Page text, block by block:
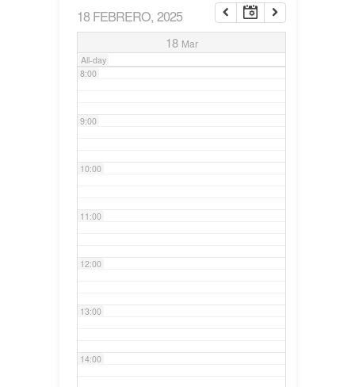
18 FEBRERO, 2025
18 Mar
All-day
7:00
8:00
9:00
10:00
11:00
12:00
13:00
14:00